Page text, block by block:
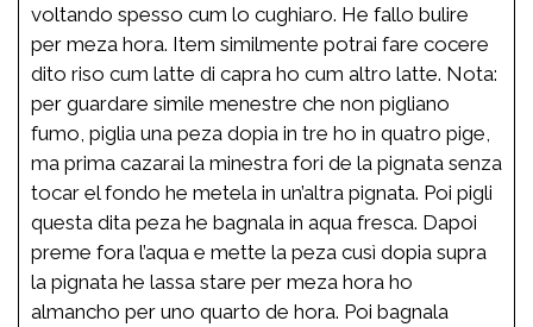
voltando spesso cum lo cughiaro. He fallo bulire
per meza hora. Item similmente potrai fare cocere
dito riso cum latte di capra ho cum altro latte. Nota:
per guardare simile menestre che non pigliano
fumo, piglia una peza dopia in tre ho in quatro pige,
ma prima cazarai la minestra fori de la pignata senza
tocar el fondo he metela in un’altra pignata. Poi pigli
questa dita peza he bagnala in aqua fresca. Dapoi
preme fora l’aqua e mette la peza cusì dopia supra
la pignata he lassa stare per meza hora ho
almancho per uno quarto de hora. Poi bagnala